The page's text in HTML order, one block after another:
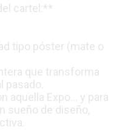
cartel:**
tipo póster (mate o
que transforma
pasado.
aquella Expo… y para
sueño de diseño,